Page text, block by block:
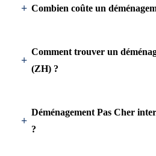
Combien coûte un
Comment trouver un
(ZH) ?
Déménagement Pas Cher
?